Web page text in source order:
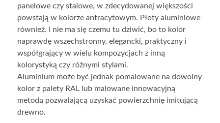
panelowe czy stalowe, w zdecydowanej większości
powstają w kolorze antracytowym. Płoty aluminiowe
również. I nie ma się czemu tu dziwić, bo to kolor
naprawdę wszechstronny, elegancki, praktyczny i
współgrający w wielu kompozycjach z inną
kolorystyką czy różnymi stylami.
Aluminium może być jednak pomalowane na dowolny
kolor z palety RAL lub malowane innowacyjną
metodą pozwalającą uzyskać powierzchnię imitującą
drewno.